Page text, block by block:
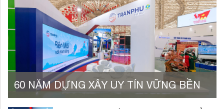
60 NĂM DỰNG XÂY UY TÍN VỮNG BỀN